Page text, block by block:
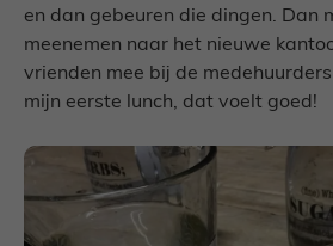
en dan gebeuren die dingen. Dan
meenemen naar het nieuwe
vrienden mee bij de
mijn eerste lunch, dat voelt goed!